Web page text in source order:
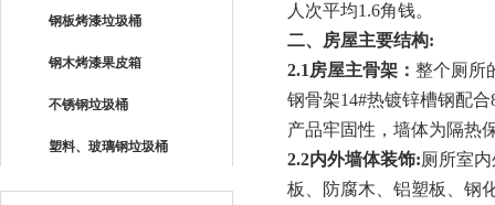
钢板烤漆垃圾桶
钢木烤漆果皮箱
不锈钢垃圾桶
塑料、玻璃钢垃圾桶
人次平均1.6角钱。
二、房屋主要结构:
2.1 房屋主骨架： 整个厕所
钢骨架14#热镀锌槽钢配合
产品牢固性，墙体为隔热
2.2内外墙体装饰:厕所室
板、防腐木、铝塑板、钢